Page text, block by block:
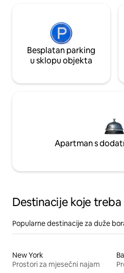
Besplatan parking
u sklopu objekta
Apartman s
Destinacije koje treba
Popularne destinacije za duže
New York
Prostori za mjesečni najam